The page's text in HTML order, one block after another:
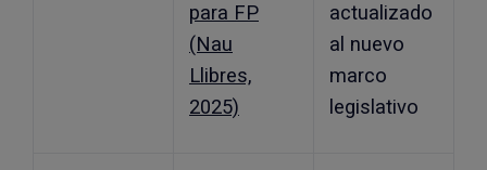
para FP
(Nau
Llibres,
2025)
actualizado
al nuevo
marco
legislativo